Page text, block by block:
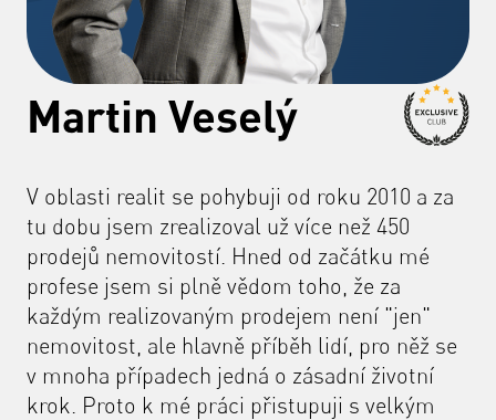
Martin Veselý
V oblasti realit se pohybuji od roku 2010 a za
tu dobu jsem zrealizoval už více než 450
prodejů nemovitostí. Hned od začátku mé
profese jsem si plně vědom toho, že za
každým realizovaným prodejem není "jen"
nemovitost, ale hlavně příběh lidí, pro něž se
v mnoha případech jedná o zásadní životní
krok. Proto k mé práci přistupuji s velkým